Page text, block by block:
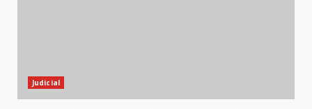
Judicial